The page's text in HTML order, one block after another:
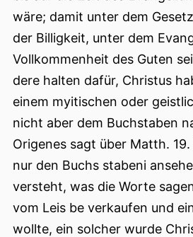
wäre; damit unter dem
der Billigkeit, unter dem
Vollkommenheit des Guten
dere halten dafür, Christus
einem myitischen oder
nicht aber dem Buchstaben
Origenes sagt über Matth.
nur den Buchs stabeni
versteht, was die Worte
vom Leis be verkaufen und
wollte, ein solcher wurde